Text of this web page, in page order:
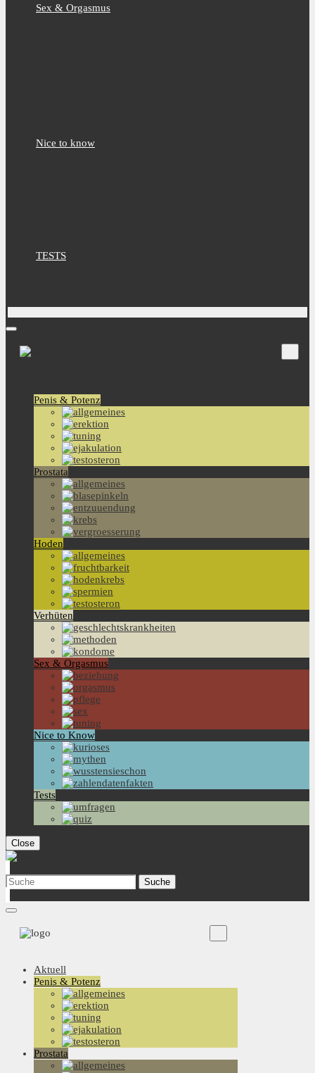
Sex & Orgasmus
Nice to know
TESTS
Penis & Potenz
Prostata
Hoden
Verhüten
Sex & Orgasmus
Nice to Know
Tests
Close
Aktuell
Penis & Potenz
Prostata